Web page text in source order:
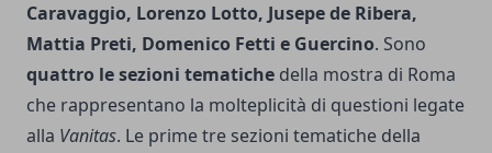
Caravaggio, Lorenzo Lotto, Jusepe de Ribera,
Mattia Preti, Domenico Fetti e Guercino. Sono
quattro le sezioni tematiche della mostra di Roma
che rappresentano la molteplicità di questioni legate
alla Vanitas. Le prime tre sezioni tematiche della